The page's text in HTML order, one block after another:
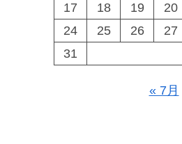
17
18 19 20
24
25 26 27
31
« 7月